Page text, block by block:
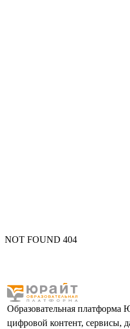
NOT FOUND 404
Образовательная платформа
цифровой контент, сервисы,